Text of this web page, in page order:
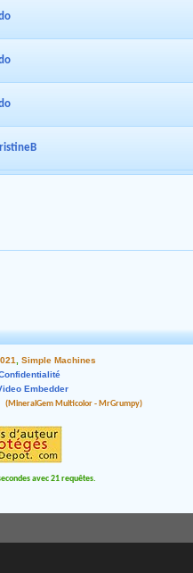
Simple Machines
Embedder
(MineralGem Multicolor - MrGrumpy)
avec 21 requêtes.